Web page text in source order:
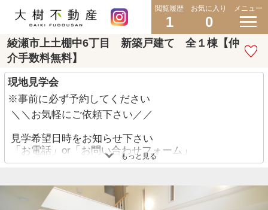
閲覧履歴
1
お気に入り
0
メニュー
綾瀬市上土棚中6丁目 新築戸建て 全１棟【仲
介手数料無料】
現地見学会
※事前に必ず予約してください
＼＼お気軽にご依頼下さい／／
見学希望日時をお知らせ下さい
「お電話」or「お問い合わせフォーム」
◇近隣の駅や指定の場所までお迎え 大丈夫です♪
◇他にも見たい物件があれば一緒にご案内させて頂
もっと見る